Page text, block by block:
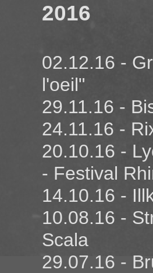
2016
02.12.16 -
l'oeil"
29.11.16 -
24.11.16 -
20.10.16 -
- Festival
14.10.16 -
10.08.16 -
Scala
29.07.16 -